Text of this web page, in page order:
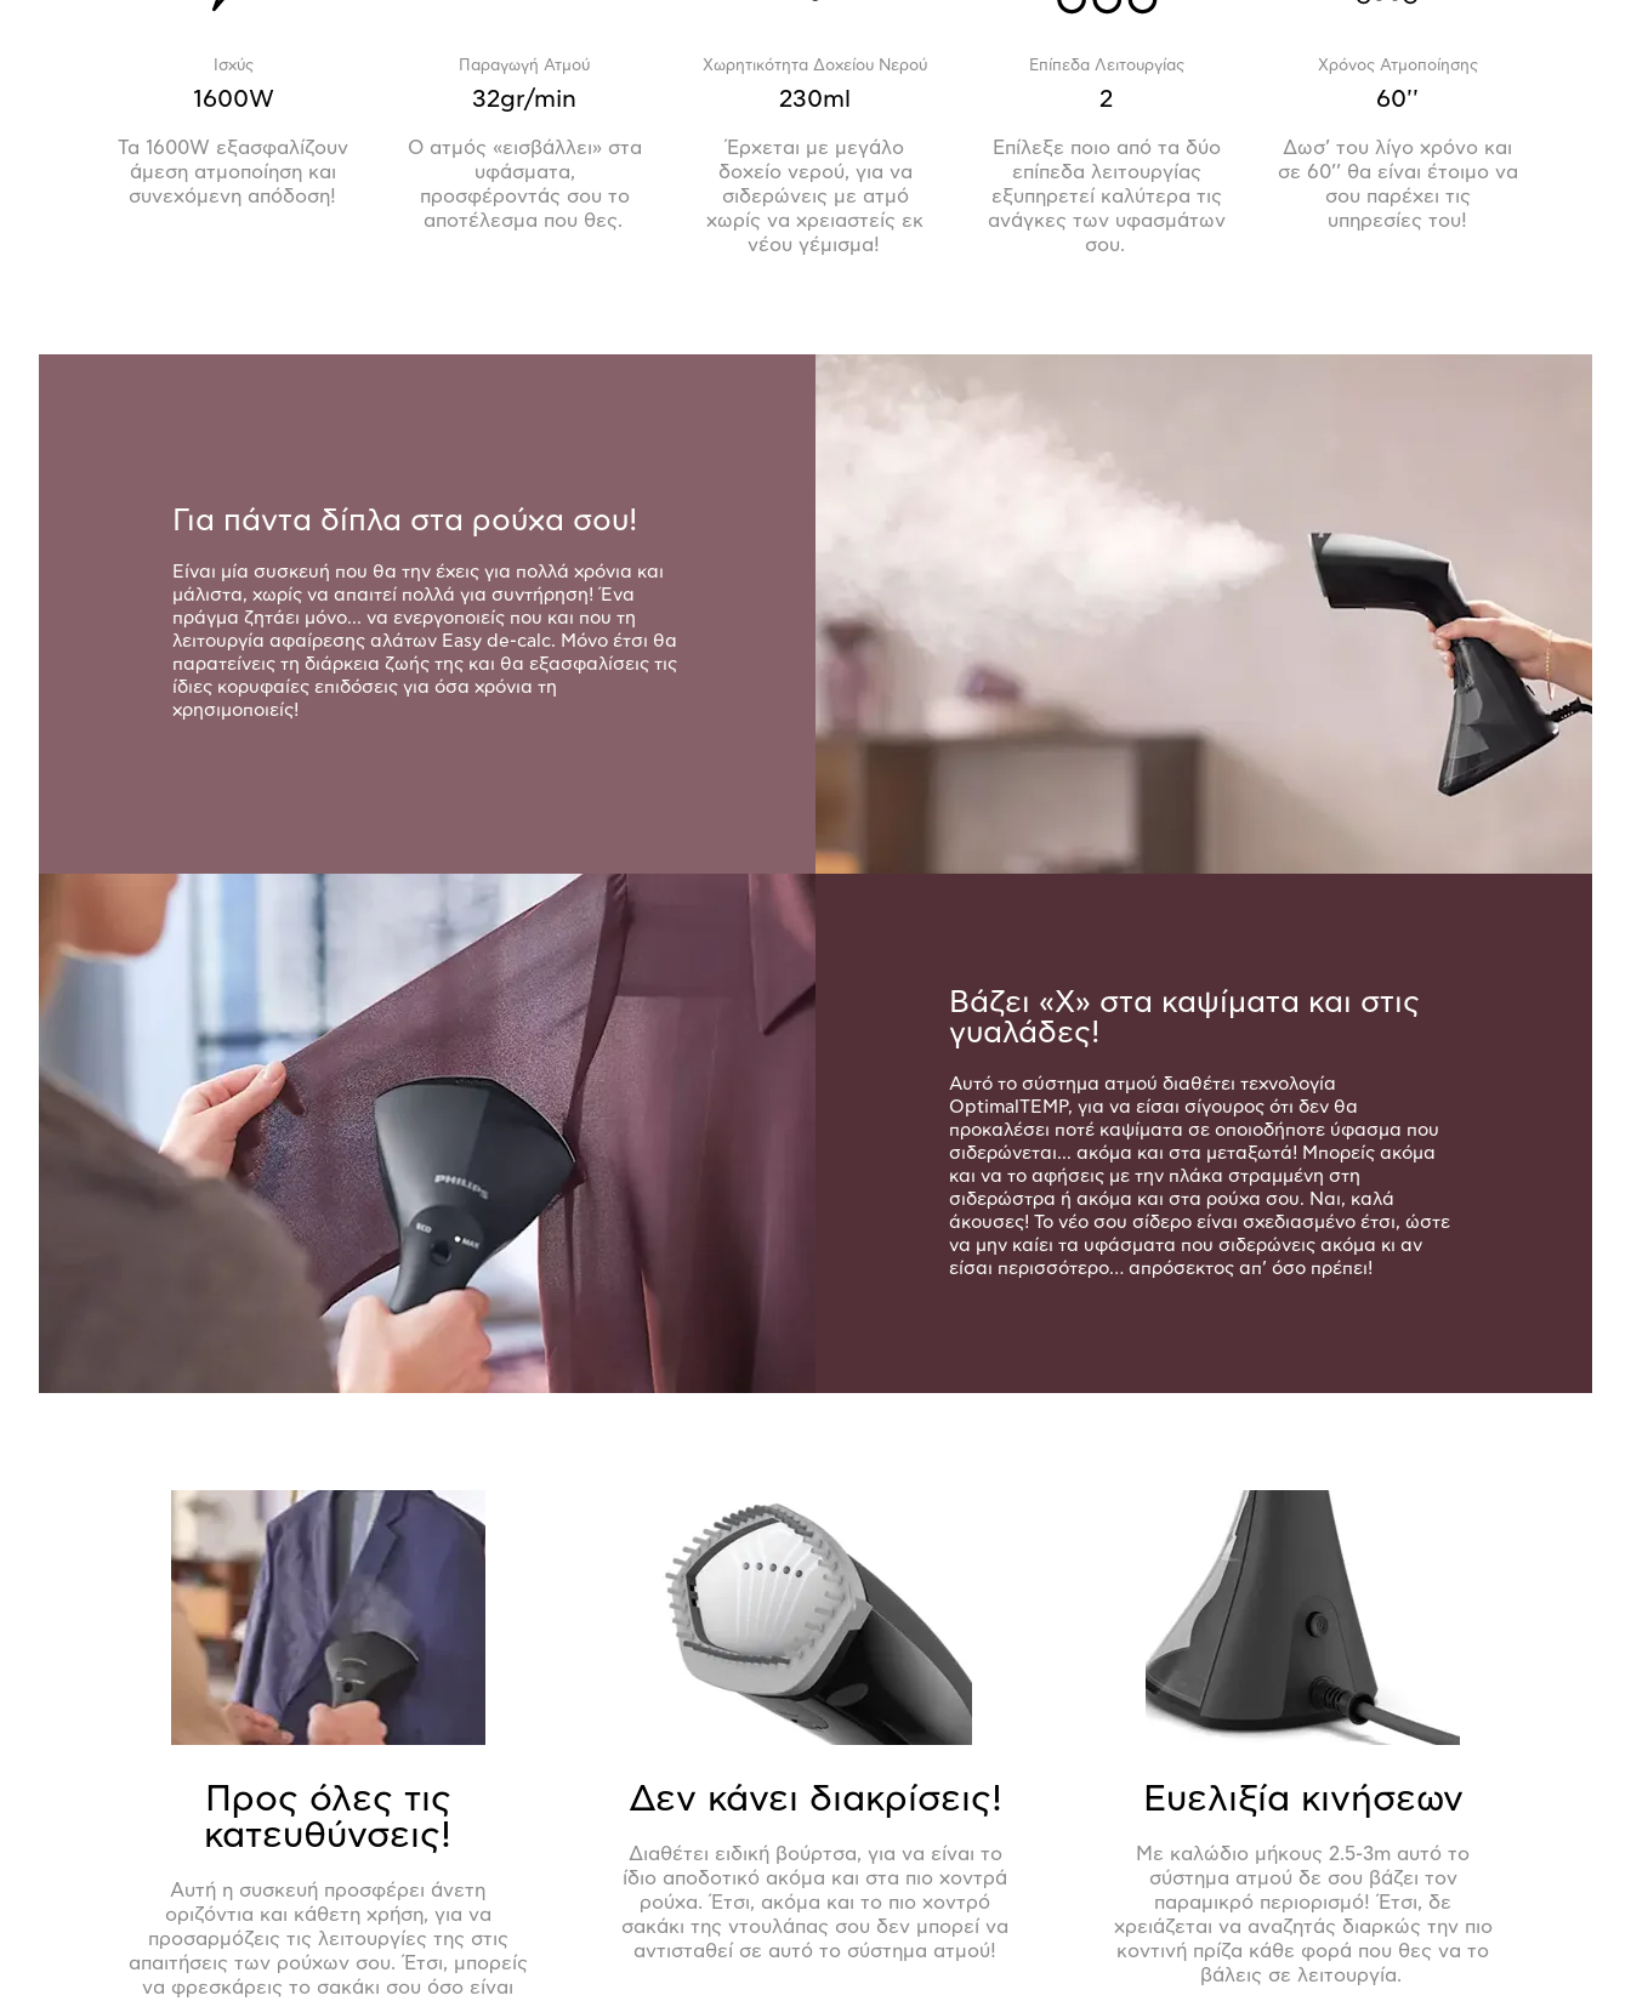
Ισχύς
1600W
Τα 1600W εξασφαλίζουν
άμεση ατμοποίηση και
συνεχόμενη απόδοση!
Παραγωγή Ατμού
32gr/min
Ο ατμός «εισβάλλει» στα
υφάσματα,
προσφέροντάς σου το
αποτέλεσμα που θες.
Χωρητικότητα Δοχείου Νερού
230ml
Έρχεται με μεγάλο
δοχείο νερού, για να
σιδερώνεις με ατμό
χωρίς να χρειαστείς εκ
νέου γέμισμα!
Επίπεδα Λειτουργίας
2
Επίλεξε ποιο από τα δύο
επίπεδα λειτουργίας
εξυπηρετεί καλύτερα τις
ανάγκες των υφασμάτων
σου.
Χρόνος Ατμοποίησης
60''
Δωσ’ του λίγο χρόνο και
σε 60’’ θα είναι έτοιμο να
σου παρέχει τις
υπηρεσίες του!
Για πάντα δίπλα στα ρούχα σου!
Είναι μία συσκευή που θα την έχεις για πολλά χρόνια και
μάλιστα, χωρίς να απαιτεί πολλά για συντήρηση! Ένα
πράγμα ζητάει μόνο... να ενεργοποιείς που και που τη
λειτουργία αφαίρεσης αλάτων Easy de-calc. Μόνο έτσι θα
παρατείνεις τη διάρκεια ζωής της και θα εξασφαλίσεις τις
ίδιες κορυφαίες επιδόσεις για όσα χρόνια τη
χρησιμοποιείς!
Βάζει «Χ» στα καψίματα και στις
γυαλάδες!
Αυτό το σύστημα ατμού διαθέτει τεχνολογία
OptimalTEMP, για να είσαι σίγουρος ότι δεν θα
προκαλέσει ποτέ καψίματα σε οποιοδήποτε ύφασμα που
σιδερώνεται... ακόμα και στα μεταξωτά! Μπορείς ακόμα
και να το αφήσεις με την πλάκα στραμμένη στη
σιδερώστρα ή ακόμα και στα ρούχα σου. Ναι, καλά
άκουσες! Το νέο σου σίδερο είναι σχεδιασμένο έτσι, ώστε
να μην καίει τα υφάσματα που σιδερώνεις ακόμα κι αν
είσαι περισσότερο… απρόσεκτος απ’ όσο πρέπει!
Προς όλες τις
κατευθύνσεις!
Αυτή η συσκευή προσφέρει άνετη
οριζόντια και κάθετη χρήση, για να
προσαρμόζεις τις λειτουργίες της στις
απαιτήσεις των ρούχων σου. Έτσι, μπορείς
να φρεσκάρεις το σακάκι σου όσο είναι
Δεν κάνει διακρίσεις!
Διαθέτει ειδική βούρτσα, για να είναι το
ίδιο αποδοτικό ακόμα και στα πιο χοντρά
ρούχα. Έτσι, ακόμα και το πιο χοντρό
σακάκι της ντουλάπας σου δεν μπορεί να
αντισταθεί σε αυτό το σύστημα ατμού!
Ευελιξία κινήσεων
Με καλώδιο μήκους 2.5-3m αυτό το
σύστημα ατμού δε σου βάζει τον
παραμικρό περιορισμό! Έτσι, δε
χρειάζεται να αναζητάς διαρκώς την πιο
κοντινή πρίζα κάθε φορά που θες να το
βάλεις σε λειτουργία.